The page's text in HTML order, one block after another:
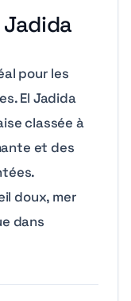
pour les
El Jadida
classée à
et des
doux, mer
dans